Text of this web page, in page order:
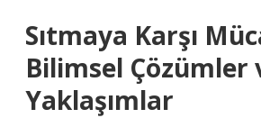
Sıtmaya Karşı
Bilimsel Çözümler
Yaklaşımlar